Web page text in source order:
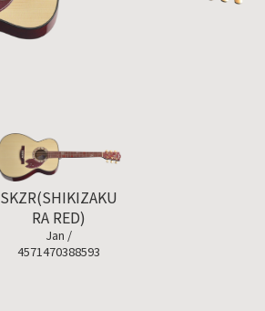
SKZR(SHIKIZAKU
RA RED)
Jan /
4571470388593